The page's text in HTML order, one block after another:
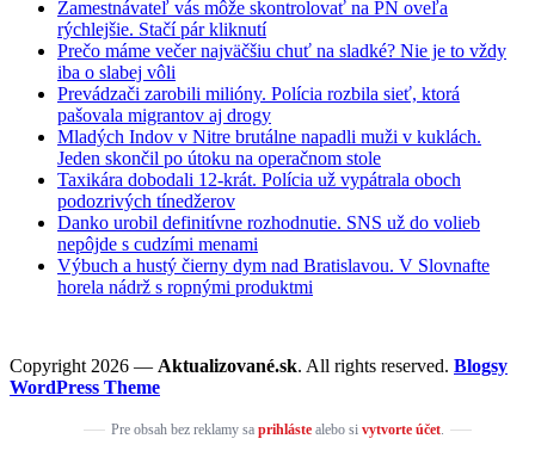
Zamestnávateľ vás môže skontrolovať na PN oveľa
rýchlejšie. Stačí pár kliknutí
Prečo máme večer najväčšiu chuť na sladké? Nie je to vždy
iba o slabej vôli
Prevádzači zarobili milióny. Polícia rozbila sieť, ktorá
pašovala migrantov aj drogy
Mladých Indov v Nitre brutálne napadli muži v kuklách.
Jeden skončil po útoku na operačnom stole
Taxikára dobodali 12-krát. Polícia už vypátrala oboch
podozrivých tínedžerov
Danko urobil definitívne rozhodnutie. SNS už do volieb
nepôjde s cudzími menami
Výbuch a hustý čierny dym nad Bratislavou. V Slovnafte
horela nádrž s ropnými produktmi
Copyright 2026 — Aktualizované.sk. All rights reserved. Blogsy
WordPress Theme
Pre obsah bez reklamy sa prihlástealebo si vytvorte účet.